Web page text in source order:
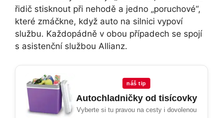
řidič stisknout při nehodě a jedno „poruchové“,
které zmáčkne, když auto na silnici vypoví
službu. Každopádně v obou případech se spojí
s asistenční službou Allianz.
náš tip
Autochladničky od tisícovky
Vyberte si tu pravou na cesty i dovolenou